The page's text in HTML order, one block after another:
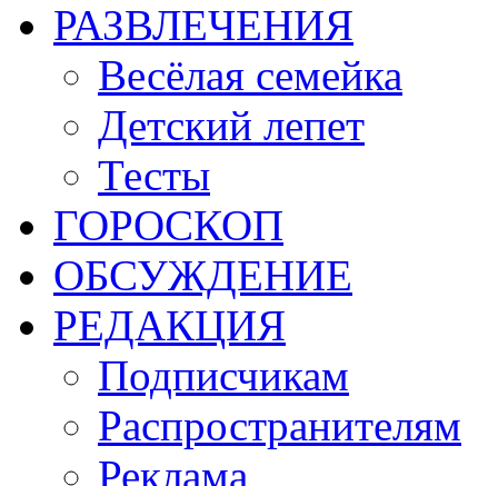
РАЗВЛЕЧЕНИЯ
Весёлая семейка
Детский лепет
Тесты
ГОРОСКОП
ОБСУЖДЕНИЕ
РЕДАКЦИЯ
Подписчикам
Распространителям
Реклама